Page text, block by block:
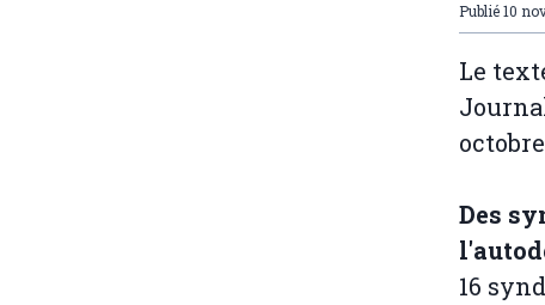
Publié10
Le
Des
16